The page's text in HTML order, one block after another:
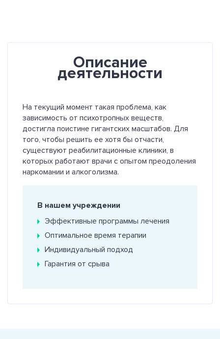
Описание
деятельности
На текущий момент такая проблема, как
зависимость от психотропных веществ,
достигла поистине гигантских масштабов. Для
того, чтобы решить ее хотя бы отчасти,
существуют реабилитационные клиники, в
которых работают врачи с опытом преодоления
наркомании и алкоголизма.
В нашем учреждении
Эффективные программы лечения
Оптимальное время терапии
Индивидуальный подход
Гарантия от срыва